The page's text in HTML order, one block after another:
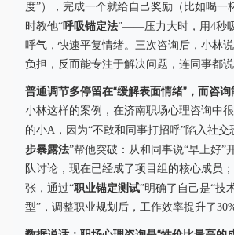
度”），完成一个就给自己奖励（比如喝一
时教他“呼吸锚定法”——压力大时，用4秒
呼气，快速平复情绪。三次咨询后，小林
负担，反而能专注于解决问题，连同事都说
普通调节多停留在“缓解表面情绪”，而咨
小林这样的案例，在济南职场心理咨询中
的小A，因为“不敢和同事打招呼”陷入社交
步暴露法”帮他突破：从和同事说“早上好”
队讨论，现在已经成了项目组的核心成员
张，通过“职业锚定测试”明确了自己是“技
型”，调整职业规划后，工作效率提升了30%